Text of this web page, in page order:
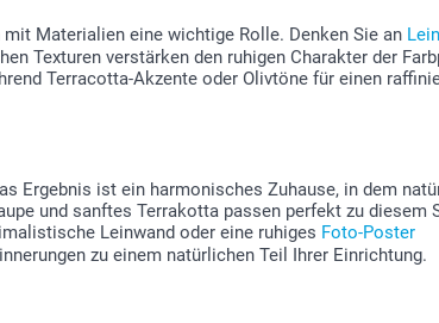
Materialien eine wichtige Rolle. Denken Sie an
Texturen verstärken den ruhigen Charakter der
Terracotta-Akzente oder Olivtöne für einen
Ergebnis ist ein harmonisches Zuhause, in dem
und sanftes Terrakotta passen perfekt zu
Leinwand oder eine ruhiges Foto-Poster
zu einem natürlichen Teil Ihrer Einrichtung.